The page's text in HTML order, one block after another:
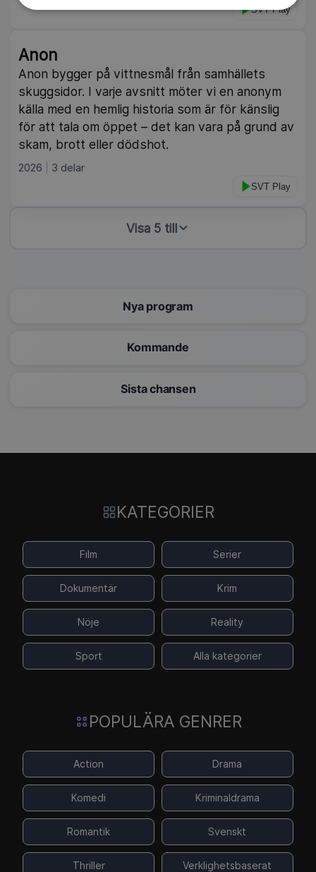
SVT Play
Anon
Anon bygger på vittnesmål från samhällets
skuggsidor. I varje avsnitt möter vi en anonym
källa med en hemlig historia som är för känslig
för att tala om öppet – det kan vara på grund av
skam, brott eller dödshot.
2026 3 delar
SVT Play
Visa 5 till
Nya program
Kommande
Sista chansen
KATEGORIER
Film Serier
Dokumentär Krim
Nöje Reality
Sport Alla kategorier
POPULÄRA GENRER
Action Drama
Komedi Kriminaldrama
Romantik Svenskt
Thriller Verklighetsbaserat